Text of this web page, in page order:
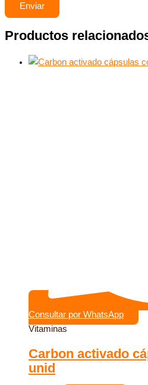
Productos
Consultar por WhatsApp
Vitaminas
Carbon activado
unid